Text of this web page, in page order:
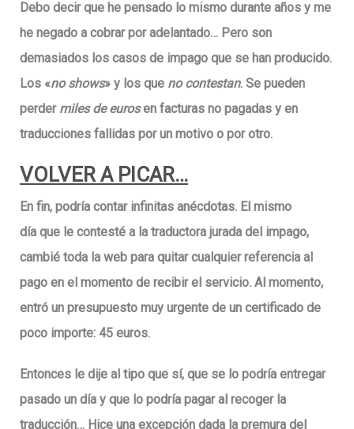
Debo decir que he pensado lo mismo durante años y me
he negado a cobrar por adelantado… Pero son
demasiados los casos de impago que se han producido.
Los «no shows» y los que no contestan. Se pueden
perder miles de eurosen facturas no pagadas y en
traducciones fallidas por un motivo o por otro.
VOLVER A PICAR…
En fin, podría contar infinitas anécdotas. El mismo
día que le contesté a la traductora jurada del impago,
cambié toda la web para quitar cualquier referencia al
pago en el momento de recibir el servicio. Al momento,
entró un presupuesto muy urgente de un certificado de
poco importe: 45 euros.
Entonces le dije al tipo que sí, que se lo podría entregar
pasado un día y que lo podría pagar al recoger la
traducción… Hice una excepción dada la premura del